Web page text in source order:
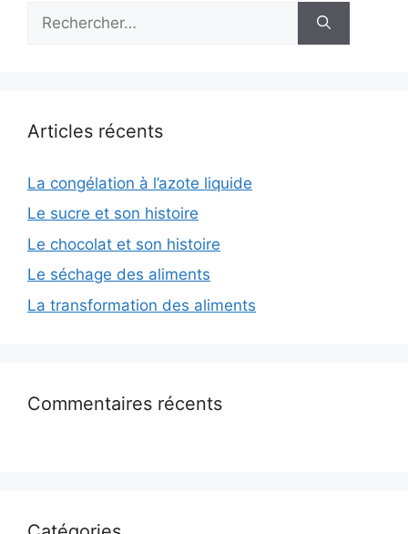
Articles récents
La congélation à l’azote liquide
Le sucre et son histoire
Le chocolat et son histoire
Le séchage des aliments
La transformation des aliments
Commentaires récents